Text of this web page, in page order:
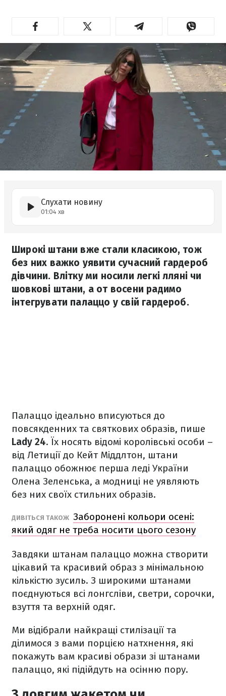
Слухати новину
01:04 хв
Широкі штани вже стали класикою, тож
без них важко уявити сучасний гардероб
дівчини. Влітку ми носили легкі лляні чи
шовкові штани, а от восени радимо
інтегрувати палаццо у свій гардероб.
Палаццо ідеально вписуються до
повсякденних та святкових образів, пише
Lady 24. Їх носять відомі королівські особи –
від Летиції до Кейт Міддлтон, штани
палаццо обожнює перша леді України
Олена Зеленська, а модниці не уявляють
без них своїх стильних образів.
ДИВІТЬСЯ ТАКОЖ Заборонені кольори осені:
який одяг не треба носити цього сезону
Завдяки штанам палаццо можна створити
цікавий та красивий образ з мінімальною
кількістю зусиль. З широкими штанами
поєднуються всі лонгсліви, светри, сорочки,
взуття та верхній одяг.
Ми відібрали найкращі стилізації та
ділимося з вами порцією натхнення, які
покажуть вам красиві образи зі штанами
палаццо, які підійдуть на осінню пору.